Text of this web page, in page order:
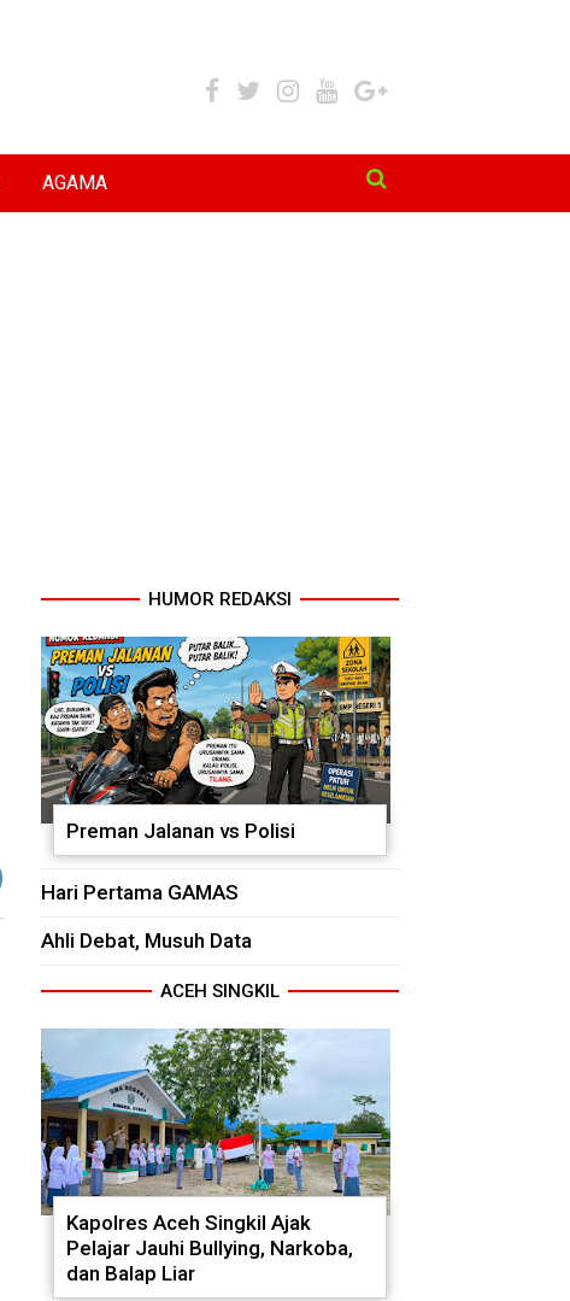
AGAMA
HUMOR REDAKSI
Preman Jalanan vs Polisi
Hari Pertama GAMAS
Ahli Debat, Musuh Data
ACEH SINGKIL
Kapolres Aceh Singkil Ajak
Pelajar Jauhi Bullying, Narkoba,
dan Balap Liar